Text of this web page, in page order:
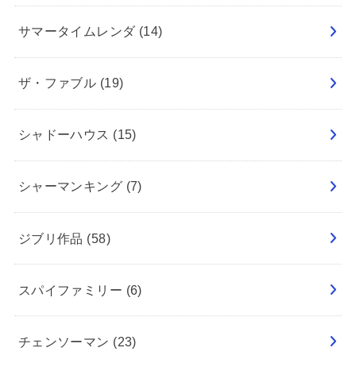
サマータイムレンダ (14)
ザ・ファブル (19)
シャドーハウス (15)
シャーマンキング (7)
ジブリ作品 (58)
スパイファミリー (6)
チェンソーマン (23)